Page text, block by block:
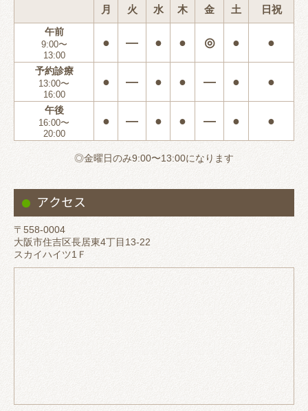
月 火 水 木 金 土 日祝
午前
9:00〜
13:00
● ― ● ● ◎ ● ●
予約診療
13:00〜
16:00
● ― ● ● ― ● ●
午後
16:00〜
20:00
● ― ● ● ― ● ●
◎金曜日のみ9:00〜13:00になります
アクセス
〒558-0004
大阪市住吉区長居東4丁目13-22
スカイハイツ1Ｆ